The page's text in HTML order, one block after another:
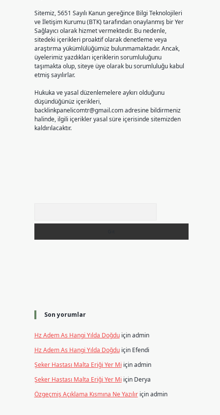
Sitemiz, 5651 Sayılı Kanun gereğince Bilgi Teknolojileri
ve İletişim Kurumu (BTK) tarafından onaylanmış bir Yer
Sağlayıcı olarak hizmet vermektedir. Bu nedenle,
sitedeki içerikleri proaktif olarak denetleme veya
araştırma yükümlülüğümüz bulunmamaktadır. Ancak,
üyelerimiz yazdıkları içeriklerin sorumluluğunu
taşımakta olup, siteye üye olarak bu sorumluluğu kabul
etmiş sayılırlar.
Hukuka ve yasal düzenlemelere aykırı olduğunu
düşündüğünüz içerikleri,
backlinkpanelicomtr@gmail.comadresine bildirmeniz
halinde, ilgili içerikler yasal süre içerisinde sitemizden
kaldırılacaktır.
Son yorumlar
Hz Adem As Hangi Yılda Doğduiçinadmin
Hz Adem As Hangi Yılda Doğduiçin Efendi
Şeker Hastası Malta Eriği Yer Mi içinadmin
Şeker Hastası Malta Eriği Yer Mi için Derya
Özgeçmiş Açıklama Kısmına Ne Yazılıriçinadmin